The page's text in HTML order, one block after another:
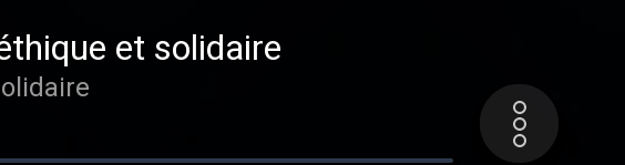
et solidaire